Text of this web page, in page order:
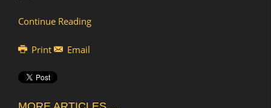
Continue Reading
Print Email